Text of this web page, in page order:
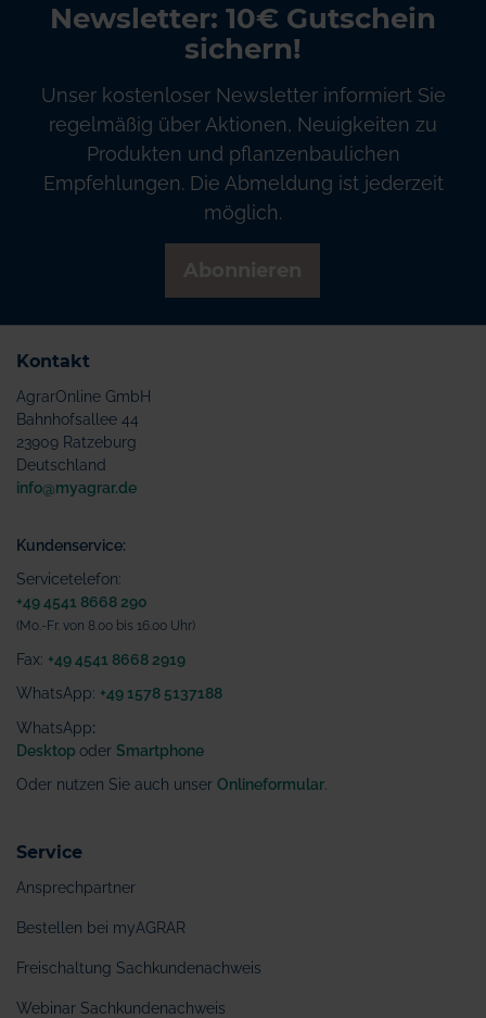
Newsletter: 10€ Gutschein
sichern!
Unser kostenloser Newsletter informiert Sie
regelmäßig über Aktionen, Neuigkeiten zu
Produkten und pflanzenbaulichen
Empfehlungen. Die Abmeldung ist jederzeit
möglich.
Kontakt
AgrarOnline GmbH
Bahnhofsallee 44
23909 Ratzeburg
Deutschland
info@myagrar.de
Kundenservice:
Servicetelefon:
+49 4541 8668 290
(Mo.-Fr. von 8.00 bis 16.00 Uhr)
Fax: +49 4541 8668 2919
WhatsApp: +49 1578 5137188
WhatsApp:
Desktop oder Smartphone
Oder nutzen Sie auch unser Onlineformular
Service
Ansprechpartner
Bestellen bei myAGRAR
Freischaltung Sachkundenachweis
Webinar Sachkundenachweis